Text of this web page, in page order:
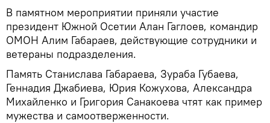
В памятном мероприятии приняли участие
президент Южной Осетии Алан Гаглоев, командир
ОМОН Алим Габараев, действующие сотрудники и
ветераны подразделения.
Память Станислава Габараева, Зураба Губаева,
Геннадия Джабиева, Юрия Кожухова, Александра
Михайленко и Григория Санакоева чтят как пример
мужества и самоотверженности.